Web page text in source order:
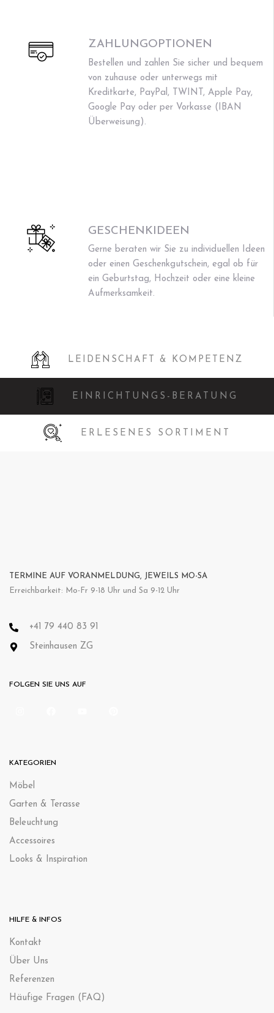
ZAHLUNGOPTIONEN
Bestellen und zahlen Sie sicher und bequem
von zuhause oder unterwegs mit
Kreditkarte, PayPal, TWINT, Apple Pay,
Google Pay oder per Vorkasse (IBAN
Überweisung).
GESCHENKIDEEN
Gerne beraten wir Sie zu individuellen Ideen
oder einen Geschenkgutschein, egal ob für
ein Geburtstag, Hochzeit oder eine kleine
Aufmerksamkeit.
LEIDENSCHAFT & KOMPETENZ
EINRICHTUNGS-BERATUNG
ERLESENES SORTIMENT
TERMINE AUF VORANMELDUNG, JEWEILS MO-SA
Erreichbarkeit: Mo-Fr 9-18 Uhr und Sa 9-12 Uhr
+41 79 440 83 91
Steinhausen ZG
FOLGEN SIE UNS AUF
KATEGORIEN
Möbel
Garten & Terasse
Beleuchtung
Accessoires
Looks & Inspiration
HILFE & INFOS
Kontakt
Über Uns
Referenzen
Häufige Fragen (FAQ)